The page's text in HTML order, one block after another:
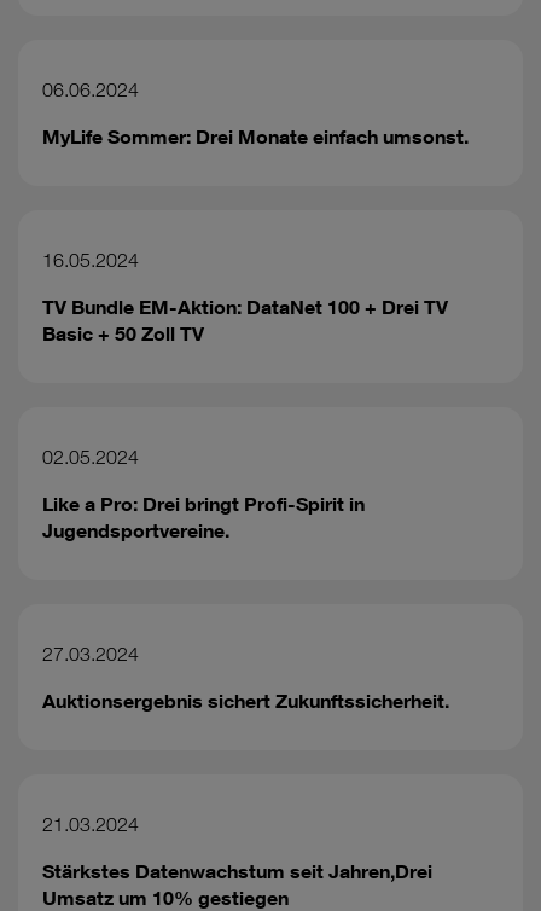
06.06.2024
MyLife Sommer: Drei Monate einfach umsonst.
16.05.2024
TV Bundle EM-Aktion: DataNet 100 + Drei TV
Basic + 50 Zoll TV
02.05.2024
Like a Pro: Drei bringt Profi-Spirit in
Jugendsportvereine.
27.03.2024
Auktionsergebnis sichert Zukunftssicherheit.
21.03.2024
Stärkstes Datenwachstum seit Jahren,Drei
Umsatz um 10% gestiegen